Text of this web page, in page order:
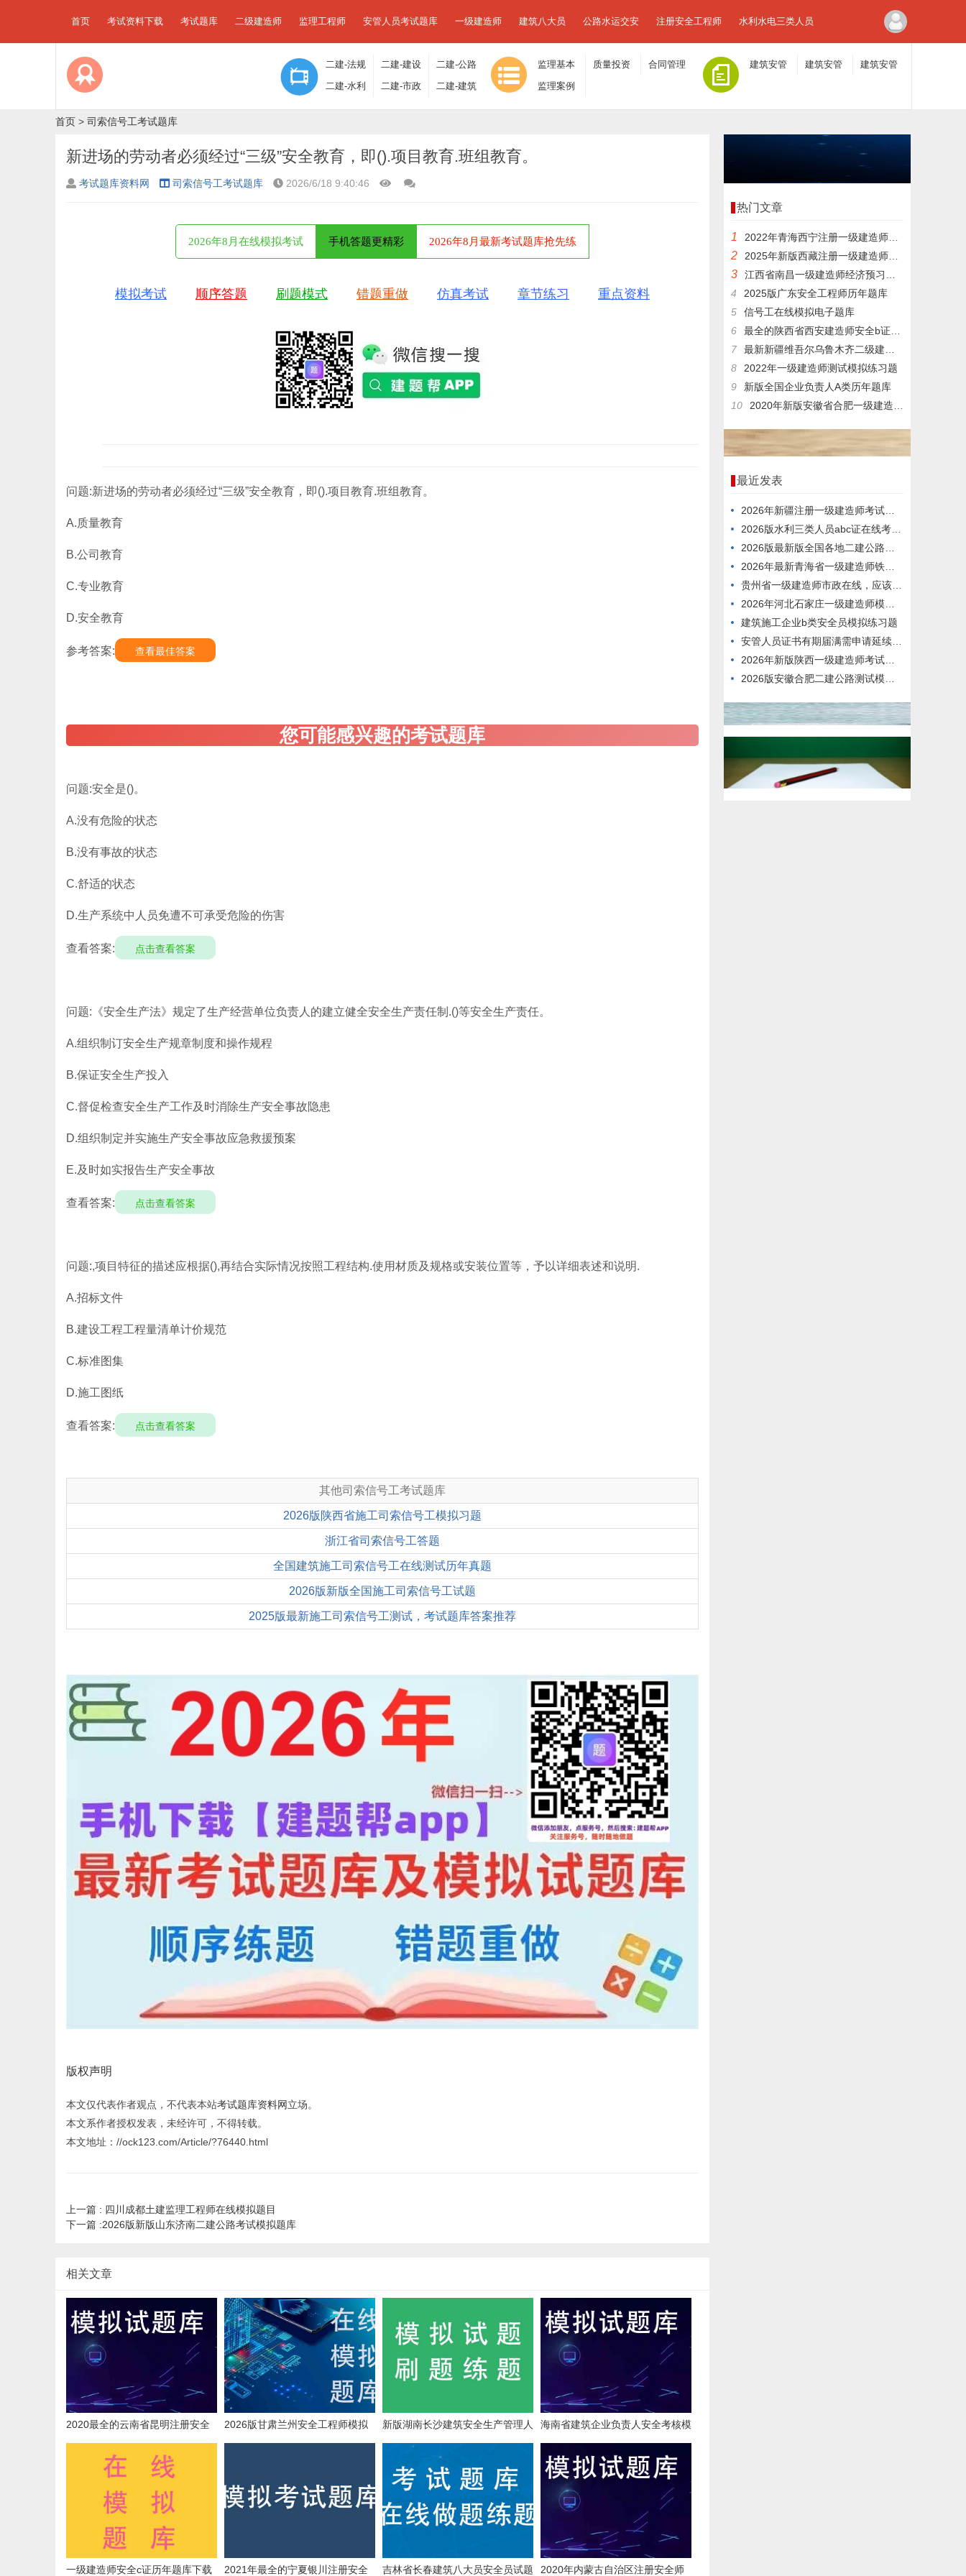
首页 考试资料下载 考试题库 二级建造师 监理工程师 安管人员考试题库 一级建造师 建筑八大员 公路水运交安 注册安全工程师 水利水电三类人员
二建-法规
及相关知
识
二建-建设
工程施工
管理
二建-公路
工程
二建-水利
水电
二建-市政
工程
二建-建筑
工程
监理基本
理论与相
关法规
质量投资 合同管理
监理案例
分析
建筑安管 建筑安管 建筑安管
首页 > 司索信号工考试题库
新进场的劳动者必须经过“三级”安全教育，即().项目教育.班组教育。
考试题库资料网 司索信号工考试题库 2026/6/18 9:40:46
2026年8月在线模拟考试 手机答题更精彩 2026年8月最新考试题库抢先练
模拟考试 顺序答题 刷题模式 错题重做 仿真考试 章节练习 重点资料
问题:新进场的劳动者必须经过“三级”安全教育，即().项目教育.班组教育。
A.质量教育
B.公司教育
C.专业教育
D.安全教育
参考答案: 查看最佳答案
问题:安全是()。
A.没有危险的状态
B.没有事故的状态
C.舒适的状态
D.生产系统中人员免遭不可承受危险的伤害
查看答案: 点击查看答案
问题:《安全生产法》规定了生产经营单位负责人的建立健全安全生产责任制.()等安全生产责任。
A.组织制订安全生产规章制度和操作规程
B.保证安全生产投入
C.督促检查安全生产工作及时消除生产安全事故隐患
D.组织制定并实施生产安全事故应急救援预案
E.及时如实报告生产安全事故
查看答案: 点击查看答案
问题:,项目特征的描述应根据(),再结合实际情况按照工程结构.使用材质及规格或安装位置等，予以详细表述和说明.
A.招标文件
B.建设工程工程量清单计价规范
C.标准图集
D.施工图纸
查看答案: 点击查看答案
其他司索信号工考试题库
2026版陕西省施工司索信号工模拟习题
浙江省司索信号工答题
全国建筑施工司索信号工在线测试历年真题
2026版新版全国施工司索信号工试题
2025版最新施工司索信号工测试，考试题库答案推荐
版权声明
本文仅代表作者观点，不代表本站考试题库资料网立场。
本文系作者授权发表，未经许可，不得转载。
本文地址：//ock123.com/Article/?76440.html
上一篇 : 四川成都土建监理工程师在线模拟题目
下一篇 :2026版新版山东济南二建公路考试模拟题库
相关文章
2020最全的云南省昆明注册安全
2026版甘肃兰州安全工程师模拟
新版湖南长沙建筑安全生产管理人
海南省建筑企业负责人安全考核模
一级建造师安全c证历年题库下载 2021年最全的宁夏银川注册安全 吉林省长春建筑八大员安全员试题 2020年内蒙古自治区注册安全师
热门文章
1 2022年青海西宁注册一级建造师试卷
2 2025年新版西藏注册一级建造师试卷
3
江西省南昌一级建造师经济预习题详细解答
4
2025版广东安全工程师历年题库
5
信号工在线模拟电子题库
6
最全的陕西省西安建造师安全b证测试真题与重点题库
7
最新新疆维吾尔乌鲁木齐二级建造师矿业试题
8
2022年一级建造师测试模拟练习题
9
新版全国企业负责人A类历年题库
10
2020年新版安徽省合肥一级建造师矿业在线模拟模拟试题考试时间
最近发表
2026年新疆注册一级建造师考试题型
2026版水利三类人员abc证在线考核试卷
2026版最新版全国各地二建公路题目
2026年最新青海省一级建造师铁路，到底难不难考？
贵州省一级建造师市政在线，应该怎么考？
2026年河北石家庄一级建造师模拟真题
建筑施工企业b类安全员模拟练习题
安管人员证书有期届满需申请延续的，经安全生产教育培训合格，连续3年内每年度不少于()个学时。
2026年新版陕西一级建造师考试题型
2026版安徽合肥二建公路测试模拟练习题